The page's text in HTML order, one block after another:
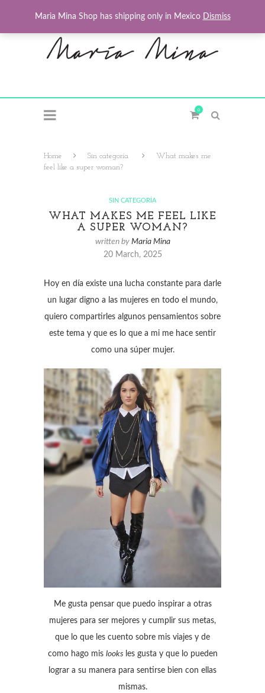
0
Home Sin categoría
What makes me
feel like a super woman?
SIN CATEGORÍA
WHAT MAKES ME FEEL LIKE
A SUPER WOMAN?
written by Maria Mina
20 March, 2025
Hoy en día existe una lucha constante para darle
un lugar digno a las mujeres en todo el mundo,
quiero compartirles algunos pensamientos sobre
este tema y que es lo que a mi me hace sentir
como una súper mujer.
Me gusta pensar que puedo inspirar a otras
mujeres para ser mejores y cumplir sus metas,
que lo que les cuento sobre mis viajes y de
como hago mis looks les gusta y que lo pueden
lograr a su manera para sentirse bien con ellas
mismas.
Maria Mina Shop has shipping only in Mexico Dismiss